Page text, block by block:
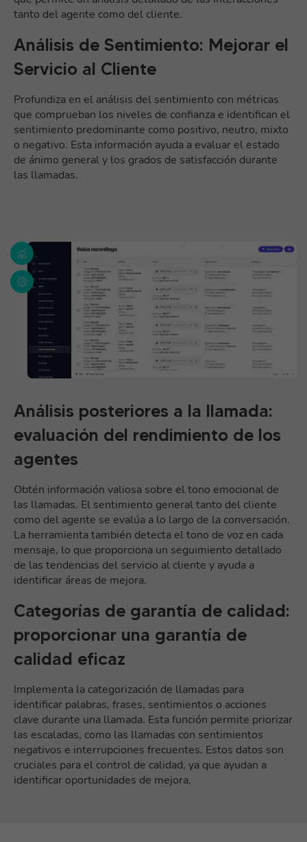
tanto del agente como del cliente.
Análisis de Sentimiento: Mejorar el
Servicio al Cliente
Profundiza en el análisis del sentimiento con métricas
que comprueban los niveles de confianza e identifican el
sentimiento predominante como positivo, neutro, mixto
o negativo. Esta información ayuda a evaluar el estado
de ánimo general y los grados de satisfacción durante
las llamadas.
Análisis posteriores a la llamada:
evaluación del rendimiento de los
agentes
Obtén información valiosa sobre el tono emocional de
las llamadas. El sentimiento general tanto del cliente
como del agente se evalúa a lo largo de la conversación.
La herramienta también detecta el tono de voz en cada
mensaje, lo que proporciona un seguimiento detallado
de las tendencias del servicio al cliente y ayuda a
identificar áreas de mejora.
Categorías de garantía de calidad:
proporcionar una garantía de
calidad eficaz
Implementa la categorización de llamadas para
identificar palabras, frases, sentimientos o acciones
clave durante una llamada. Esta función permite priorizar
las escaladas, como las llamadas con sentimientos
negativos e interrupciones frecuentes. Estos datos son
cruciales para el control de calidad, ya que ayudan a
identificar oportunidades de mejora.